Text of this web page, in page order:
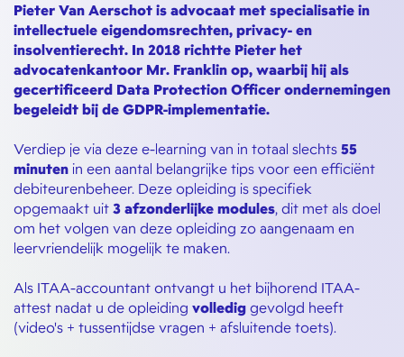
Pieter Van Aerschot is advocaat met specialisatie in
intellectuele eigendomsrechten, privacy- en
insolventierecht. In 2018 richtte Pieter het
advocatenkantoor Mr. Franklin op, waarbij hij als
gecertificeerd Data Protection Officer ondernemingen
begeleidt bij de GDPR-implementatie.
Verdiep je via deze e-learning van in totaal slechts 55
minuten in een aantal belangrijke tips voor een efficiënt
debiteurenbeheer. Deze opleiding is specifiek
opgemaakt uit 3 afzonderlijke modules, dit met als doel
om het volgen van deze opleiding zo aangenaam en
leervriendelijk mogelijk te maken.
Als ITAA-accountant ontvangt u het bijhorend ITAA-
attest nadat u de opleiding volledig gevolgd heeft
(video's + tussentijdse vragen + afsluitende toets).